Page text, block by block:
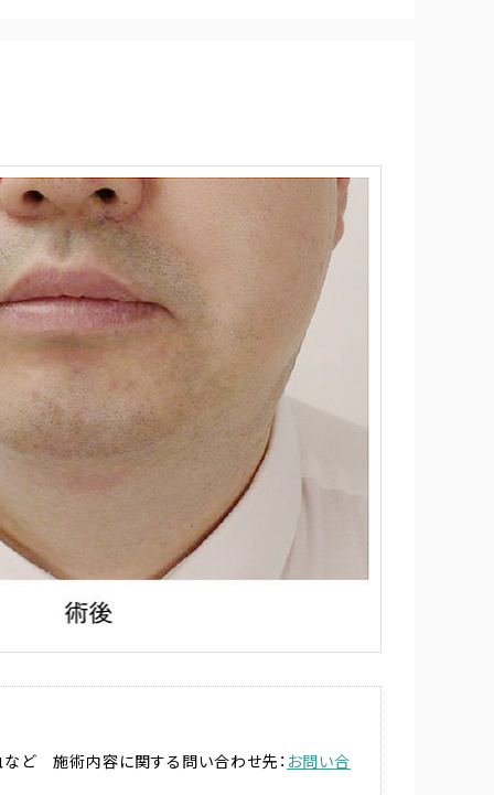
ど 施術内容に関する問い合わせ先： お問い合